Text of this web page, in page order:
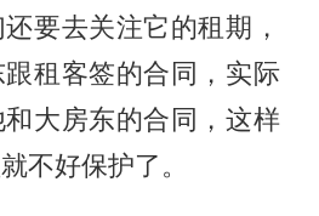
要去关注它的租期，
租客签的合同，实际
和大房东的合同，这样
不好保护了。